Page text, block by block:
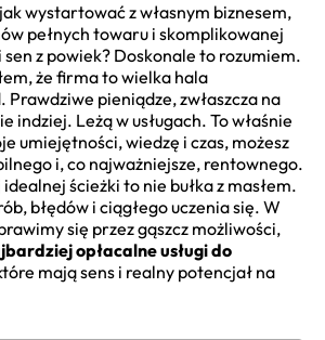
wystartować z własnym biznesem,
pełnych towaru i skomplikowanej
z powiek? Doskonale to rozumiem.
że firma to wielka hala
Prawdziwe pieniądze, zwłaszcza na
indziej. Leżą w usługach. To właśnie
umiejętności, wiedzę i czas, możesz
i, co najważniejsze, rentownego.
ścieżki to nie bułka z masłem.
błędów i ciągłego uczenia się. W
się przez gąszcz możliwości,
opłacalne usługi do
mają sens i realny potencjał na